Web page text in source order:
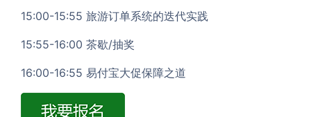
15:00-15:55 旅游订单系统的迭代实践
15:55-16:00 茶歇/抽奖
16:00-16:55 易付宝大促保障之道